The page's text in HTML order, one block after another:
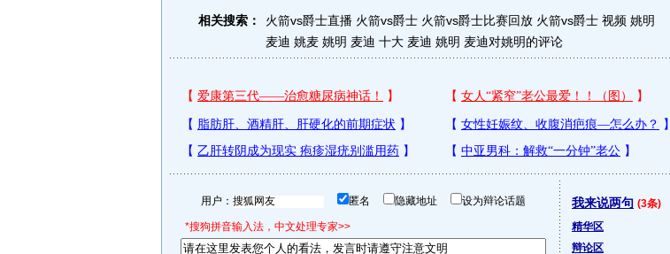
相关搜索： 火箭vs爵士直播 火箭vs爵士 火箭vs爵士比赛回放 火箭vs爵士 视频 姚明
麦迪 姚麦 姚明 麦迪 十大 麦迪 姚明 麦迪对姚明的评论
用户： 匿名 隐藏地址 设为辩论话题
*搜狗拼音输入法，中文处理专家>>
我来说两句 (3条)
精华区
辩论区